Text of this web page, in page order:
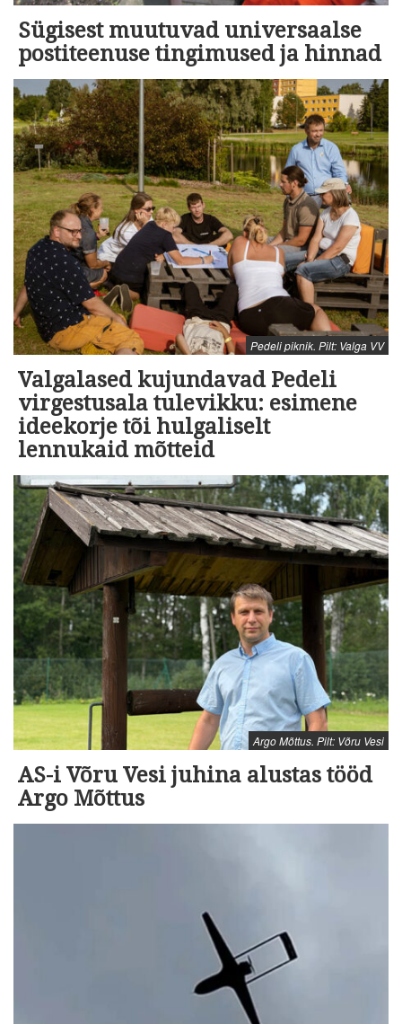
Sügisest muutuvad universaalse
postiteenuse tingimused ja hinnad
Pedeli piknik. Pilt: Valga VV
Valgalased kujundavad Pedeli
virgestusala tulevikku: esimene
ideekorje tõi hulgaliselt
lennukaid mõtteid
Argo Mõttus. Pilt: Võru Vesi
AS-i Võru Vesi juhina alustas tööd
Argo Mõttus